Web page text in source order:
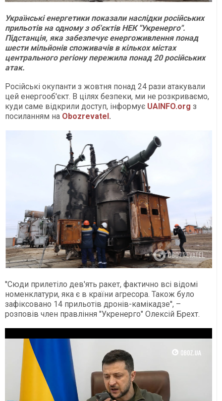
Українські енергетики показали наслідки російських
прильотів на одному з об'єктів НЕК "Укренерго".
Підстанція, яка забезпечує енергоживлення понад
шести мільйонів споживачів в кількох містах
центрального регіону пережила понад 20 російських
атак.
Російські окупанти з жовтня понад 24 рази атакували
цей енергооб'єкт. В цілях безпеки, ми не розкриваємо,
куди саме відкрили доступ, інформує UAINFO.org з
посиланням на Obozrevatel .
''Сюди прилетіло дев'ять ракет, фактично всі відомі
номенклатури, яка є в країни агресора. Також було
зафіксовано 14 прильотів дронів-камікадзе'', –
розповів член правління "Укренерго" Олексій Брехт.